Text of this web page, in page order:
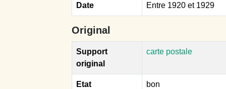
Date Entre 1920 et 1929
Original
Support
original
carte postale
Etat bon